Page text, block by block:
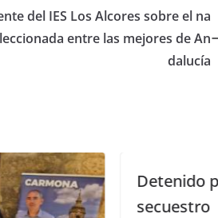
del IES Los Alcores sobre el na
entre las mejores de An
dalucía
por simular su propio